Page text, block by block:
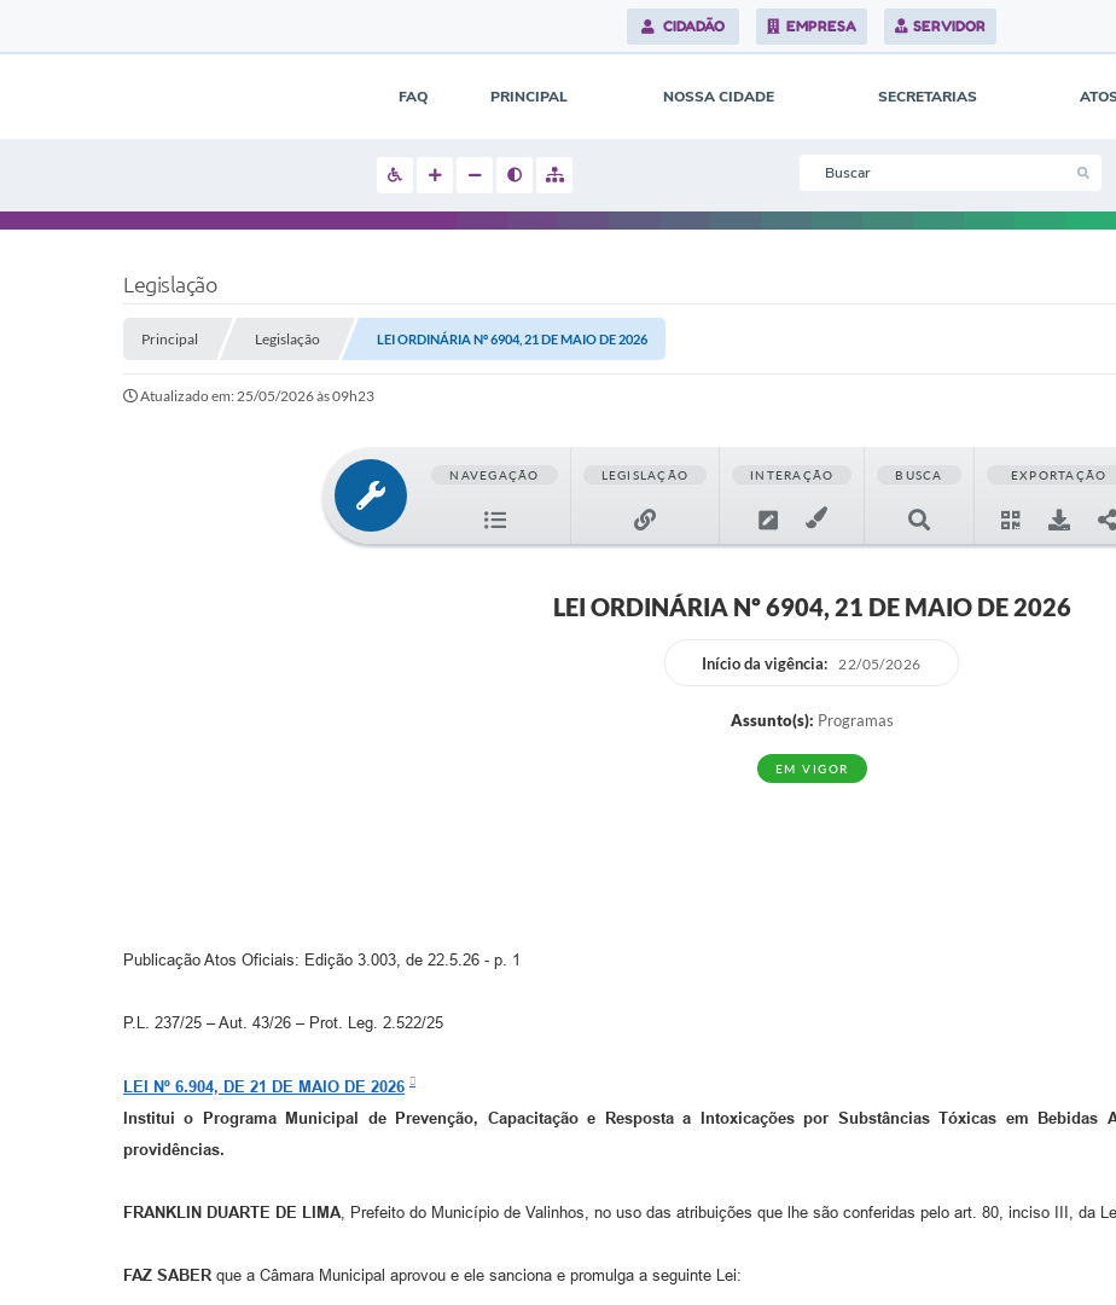
CIDADÃO EMPRESA SERVIDOR
FAQ PRINCIPAL NOSSA CIDADE SECRETARIAS
Legislação
Principal Legislação LEI ORDINÁRIA Nº 6904, 21 DE MAIO DE 2026
Atualizado em: 25/05/2026 às 09h23
NAVEGAÇÃO LEGISLAÇÃO INTERAÇÃO BUSCA EXPORTAÇÃO
LEI ORDINÁRIA Nº 6904, 21 DE MAIO DE 2026
Início da vigência: 22/05/2026
Assunto(s): Programas
EM VIGOR
Publicação Atos Oficiais: Edição 3.003, de 22.5.26 - p. 1
P.L. 237/25 – Aut. 43/26 – Prot. Leg. 2.522/25
LEI Nº 6.904, DE 21 DE MAIO DE 2026
Institui o Programa Municipal de Prevenção, Capacitação e Resposta a Intoxicações por Substâncias Tóxicas em
providências.
FRANKLIN DUARTE DE LIMA , Prefeito do Município de Valinhos, no uso das atribuições que lhe são conferidas pelo art. 80, inciso III, da
FAZ SABER que a Câmara Municipal aprovou e ele sanciona e promulga a seguinte Lei: